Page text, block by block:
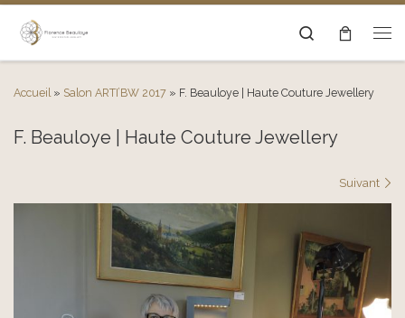
Passer au contenu Search
Accueil » Salon ARTI’BW 2017 » F. Beauloye | Haute Couture Jewellery
F. Beauloye | Haute Couture Jewellery
Suivant